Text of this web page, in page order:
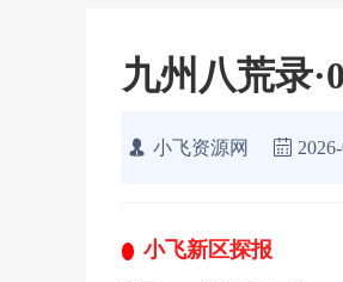
九州八荒录
小飞资源网
小飞新区探报